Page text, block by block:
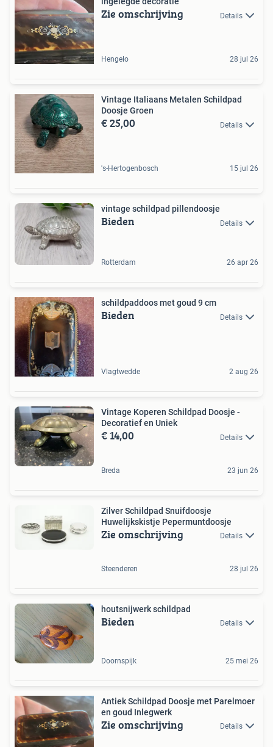
Zie omschrijving Details
Hengelo 28 jul 26
Vintage Italiaans Metalen Schildpad
Doosje Groen
€ 25,00 Details
's-Hertogenbosch 15 jul 26
vintage schildpad pillendoosje
Bieden Details
Rotterdam 26 apr 26
schildpaddoos met goud 9 cm
Bieden Details
Vlagtwedde 2 aug 26
Vintage Koperen Schildpad Doosje -
Decoratief en Uniek
€ 14,00 Details
Breda 23 jun 26
Zilver Schildpad Snuifdoosje
Huwelijkskistje Pepermuntdoosje
Zie omschrijving Details
Steenderen 28 jul 26
houtsnijwerk schildpad
Bieden Details
Doornspijk 25 mei 26
Antiek Schildpad Doosje met Parelmoer
en goud Inlegwerk
Zie omschrijving Details